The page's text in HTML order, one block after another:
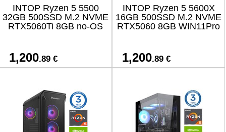
INTOP Ryzen 5 5500
32GB 500SSD M.2 NVME
RTX5060Ti 8GB no-OS
1,200.89 €
INTOP Ryzen 5 5600X
16GB 500SSD M.2 NVME
RTX5060 8GB WIN11Pro
1,200.89 €